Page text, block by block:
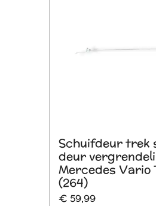
Schuifdeur trek
deur
Mercedes Vario
(264)
€ 59,99